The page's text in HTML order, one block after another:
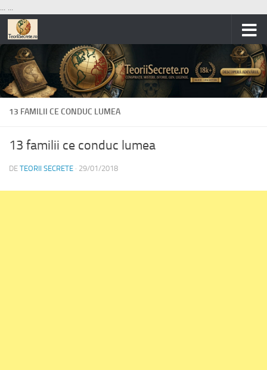
... ...
Skip to content
13 FAMILII CE CONDUC LUMEA
13 familii ce conduc lumea
DE TEORII SECRETE · 29/01/2018